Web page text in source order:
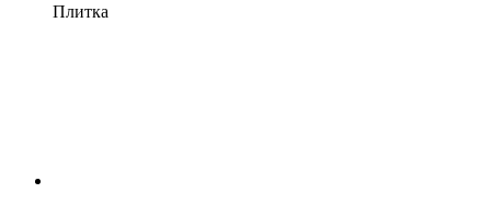
Плитка